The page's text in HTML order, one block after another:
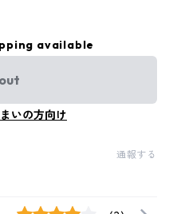
available
いの方向け
通報する